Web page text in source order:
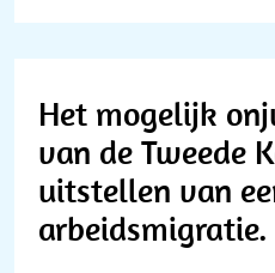
Het mogelijk
van de Tweede
uitstellen van
arbeidsmigratie.